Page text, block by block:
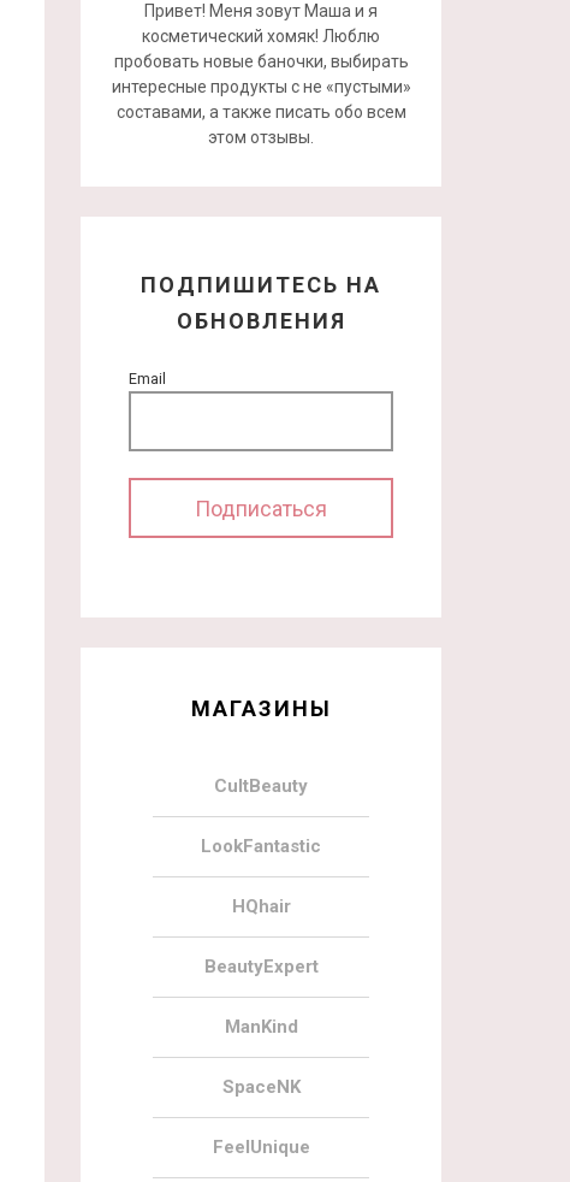
Привет! Меня зовут Маша и я
косметический хомяк! Люблю
пробовать новые баночки, выбирать
интересные продукты с не «пустыми»
составами, а также писать обо всем
этом отзывы.
ПОДПИШИТЕСЬ НА
ОБНОВЛЕНИЯ
Email
МАГАЗИНЫ
CultBeauty
LookFantastic
HQhair
BeautyExpert
ManKind
SpaceNK
FeelUnique